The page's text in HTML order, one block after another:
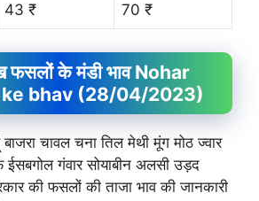
43 ₹ 70 ₹
फसलों के मंडी भाव Nohar
ke bhav (28/04/2023)
चावल चना तिल मेथी मूंग मोठ ज्वार
ईसबगोल गंवार सोयाबीन अलसी उड़द
की फसलों की ताजा भाव की जानकारी